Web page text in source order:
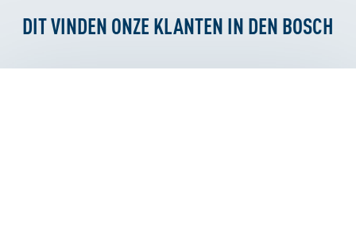
DIT VINDEN ONZE KLANTEN IN DEN BOSCH